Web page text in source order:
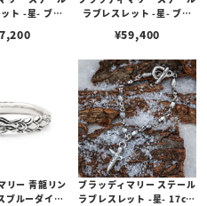
ト -星- ブラ
ド
ラブレスレット -星- ブラ
ド
¥59,400
リー 青龍リン
ブルーダイヤ
ブラッディマリー ステール
ラブレスレット -星- 17cm